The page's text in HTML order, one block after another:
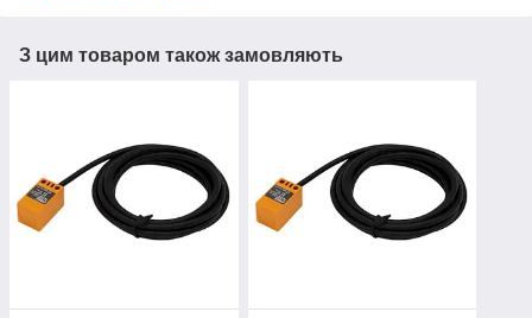
З цим товаром також замовляють